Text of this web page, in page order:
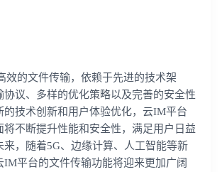
效的文件传输，依赖于先进的技术架
协议、多样的优化策略以及完善的安全性
的技术创新和用户体验优化，云IM平台
将不断提升性能和安全性，满足用户日益
来，随着5G、边缘计算、人工智能等新
IM平台的文件传输功能将迎来更加广阔